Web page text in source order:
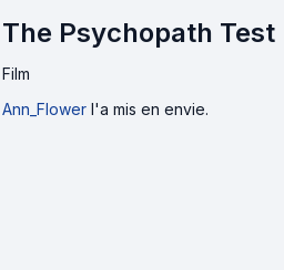
The Psychopath Test
Film
Ann_Flower l'a mis en envie.